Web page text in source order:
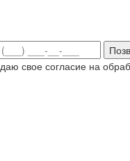
свое согласие на